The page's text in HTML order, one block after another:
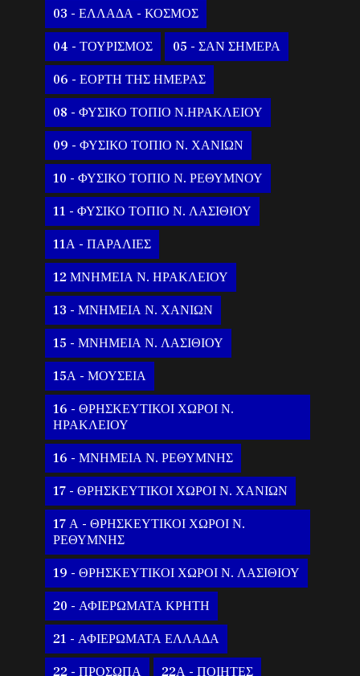
03 - ΕΛΛΑΔΑ - ΚΟΣΜΟΣ
04 - ΤΟΥΡΙΣΜΟΣ 05 - ΣΑΝ ΣΗΜΕΡΑ
06 - ΕΟΡΤΗ ΤΗΣ ΗΜΕΡΑΣ
08 - ΦΥΣΙΚΟ ΤΟΠΙΟ Ν.ΗΡΑΚΛΕΙΟΥ
09 - ΦΥΣΙΚΟ ΤΟΠΙΟ Ν. ΧΑΝΙΩΝ
10 - ΦΥΣΙΚΟ ΤΟΠΙΟ Ν. ΡΕΘΥΜΝΟΥ
11 - ΦΥΣΙΚΟ ΤΟΠΙΟ Ν. ΛΑΣΙΘΙΟΥ
11Α - ΠΑΡΑΛΙΕΣ
12 ΜΝΗΜΕΙΑ Ν. ΗΡΑΚΛΕΙΟΥ
13 - ΜΝΗΜΕΙΑ Ν. ΧΑΝΙΩΝ
15 - ΜΝΗΜΕΙΑ Ν. ΛΑΣΙΘΙΟΥ
15Α - ΜΟΥΣΕΙΑ
16 - ΘΡΗΣΚΕΥΤΙΚΟΙ ΧΩΡΟΙ Ν.
ΗΡΑΚΛΕΙΟΥ
16 - ΜΝΗΜΕΙΑ Ν. ΡΕΘΥΜΝΗΣ
17 - ΘΡΗΣΚΕΥΤΙΚΟΙ ΧΩΡΟΙ Ν. ΧΑΝΙΩΝ
17 Α - ΘΡΗΣΚΕΥΤΙΚΟΙ ΧΩΡΟΙ Ν.
ΡΕΘΥΜΝΗΣ
19 - ΘΡΗΣΚΕΥΤΙΚΟΙ ΧΩΡΟΙ Ν. ΛΑΣΙΘΙΟΥ
20 - ΑΦΙΕΡΩΜΑΤΑ ΚΡΗΤΗ
21 - ΑΦΙΕΡΩΜΑΤΑ ΕΛΛΑΔΑ
22 - ΠΡΟΣΩΠΑ 22Α - ΠΟΙΗΤΕΣ